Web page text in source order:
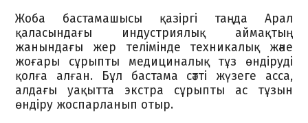
Жоба бастамашысы қазіргі таңда Арал
қаласындағы индустриялық аймақтың
жанындағы жер телімінде техникалық және
жоғары сұрыпты медициналық тұз өндіруді
қолға алған. Бұл бастама сәтті жүзеге асса,
алдағы уақытта экстра сұрыпты ас тұзын
өндіру жоспарланып отыр.